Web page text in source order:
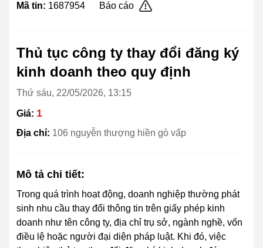
Mã tin: 1687954 Báo cáo
Thủ tục công ty thay đổi đăng ký
kinh doanh theo quy định
Thứ sáu, 22/05/2026, 13:15
Giá: 1
Địa chỉ: 106 nguyễn thượng hiền gò vấp
Mô tả chi tiết:
Trong quá trình hoạt động, doanh nghiệp thường phát
sinh nhu cầu thay đổi thông tin trên giấy phép kinh
doanh như tên công ty, địa chỉ trụ sở, ngành nghề, vốn
điều lệ hoặc người đại diện pháp luật. Khi đó, việc